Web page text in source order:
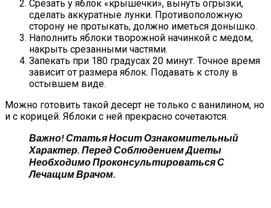
Срезать у яблок «крышечки», вынуть огрызки,
сделать аккуратные лунки. Противоположную
сторону не протыкать, должно иметься донышко.
Наполнить яблоки творожной начинкой с медом,
накрыть срезанными частями.
Запекать при 180 градусах 20 минут. Точное время
зависит от размера яблок. Подавать к столу в
остывшем виде.
Можно готовить такой десерт не только с ванилином, но
и с корицей. Яблоки с ней прекрасно сочетаются.
Важно! Статья Носит Ознакомительный
Характер. Перед Соблюдением Диеты
Необходимо Проконсультироваться С
Лечащим Врачом.